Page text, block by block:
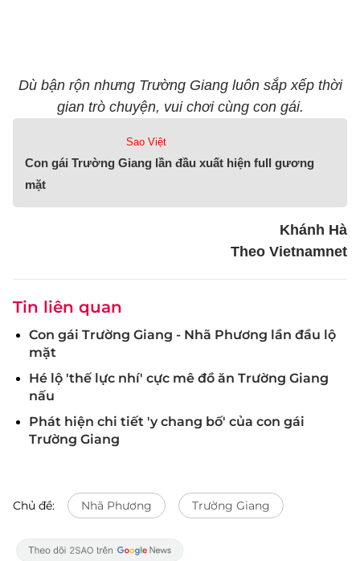
Dù bận rộn nhưng Trường Giang luôn sắp xếp thời
gian trò chuyện, vui chơi cùng con gái.
Sao Việt
Con gái Trường Giang lần đầu xuất hiện full gương
mặt
Khánh Hà
Theo Vietnamnet
Tin liên quan
Con gái Trường Giang - Nhã Phương lần đầu lộ
mặt
Hé lộ 'thế lực nhí' cực mê đồ ăn Trường Giang
nấu
Phát hiện chi tiết 'y chang bố' của con gái
Trường Giang
Chủ đề: Nhã Phương Trường Giang